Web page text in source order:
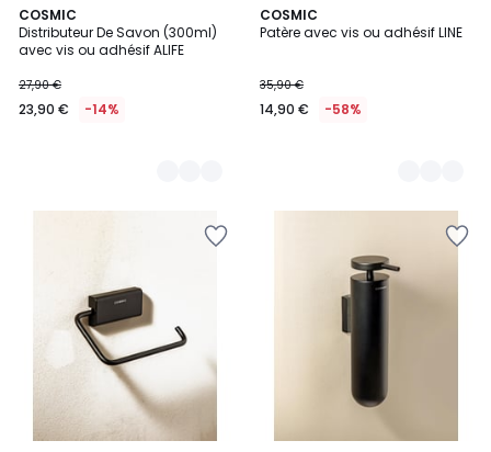
COSMIC
Distributeur De Savon (300ml)
avec vis ou adhésif ALIFE
27,90 €
23,90 € -14%
5
Couleurs
COSMIC
Patère avec vis ou adhésif LINE
35,90 €
14,90 € -58%
4
Couleurs